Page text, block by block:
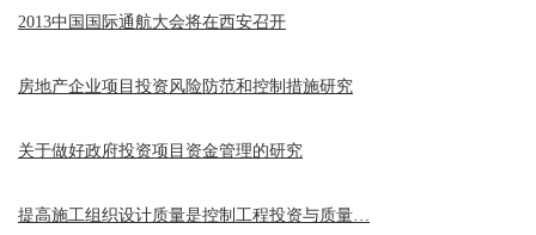
2013中国国际通航大会将在西安召开
房地产企业项目投资风险防范和控制措施研究
关于做好政府投资项目资金管理的研究
提高施工组织设计质量是控制工程投资与质量…